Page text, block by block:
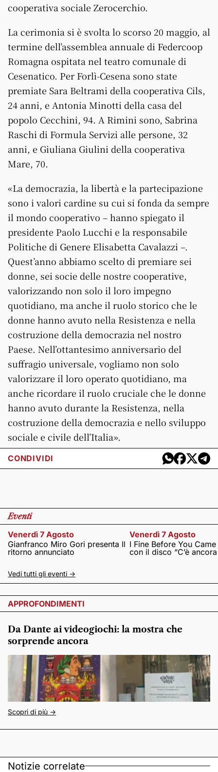
cooperativa sociale Zerocerchio.
La cerimonia si è svolta lo scorso 20 maggio, al
termine dell’assemblea annuale di Federcoop
Romagna ospitata nel teatro comunale di
Cesenatico. Per Forlì-Cesena sono state
premiate Sara Beltrami della cooperativa Cils,
24 anni, e Antonia Minotti della casa del
popolo Cecchini, 94. A Rimini sono, Sabrina
Raschi di Formula Servizi alle persone, 32
anni, e Giuliana Giulini della cooperativa
Mare, 70.
«La democrazia, la libertà e la partecipazione
sono i valori cardine su cui si fonda da sempre
il mondo cooperativo – hanno spiegato il
presidente Paolo Lucchi e la responsabile
Politiche di Genere Elisabetta Cavalazzi –.
Quest’anno abbiamo scelto di premiare sei
donne, sei socie delle nostre cooperative,
valorizzando non solo il loro impegno
quotidiano, ma anche il ruolo storico che le
donne hanno avuto nella Resistenza e nella
costruzione della democrazia nel nostro
Paese. Nell’ottantesimo anniversario del
suffragio universale, vogliamo non solo
valorizzare il loro operato quotidiano, ma
anche ricordare il ruolo cruciale che le donne
hanno avuto durante la Resistenza, nella
costruzione della democrazia e nello sviluppo
sociale e civile dell’Italia».
CONDIVIDI
Eventi
Venerdì 7 Agosto
Gianfranco Miro Gori presenta Il
ritorno annunciato
Venerdì 7 Agosto
I Fine Before You
con il disco “C’è
Vedi tutti gli eventi ->
APPROFONDIMENTI
Da Dante ai videogiochi: la mostra che
sorprende ancora
Scopri di più ->
Notizie correlate